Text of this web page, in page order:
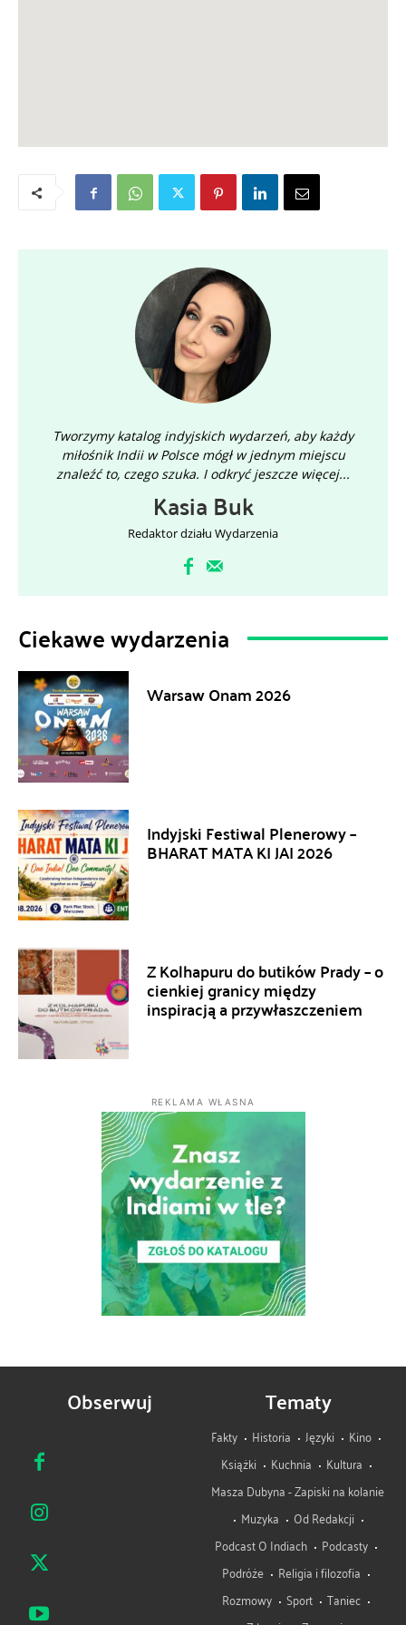
Tworzymy katalog indyjskich wydarzeń, aby każdy
miłośnik Indii w Polsce mógł w jednym miejscu
znaleźć to, czego szuka. I odkryć jeszcze więcej...
Kasia Buk
Redaktor działu Wydarzenia
Ciekawe wydarzenia
Warsaw Onam 2026
Indyjski Festiwal Plenerowy –
BHARAT MATA KI JAI 2026
Z Kolhapuru do butików Prady – o
cienkiej granicy między
inspiracją a przywłaszczeniem
REKLAMA WŁASNA
Obserwuj Tematy
Fakty Historia Języki
Kino
Książki
Kuchnia
Kultura
Masza Dubyna - Zapiski na kolanie
Muzyka
Od Redakcji
Podcast O Indiach
Podcasty
Podróże
Religia i filozofia
Rozmowy
Sport
Taniec